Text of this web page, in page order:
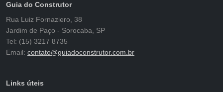
Guia do Construtor
Rua Luiz Fornaziero, 38
Jardim de Paço - Sorocaba, SP
Tel: (15) 3217 8735
Email: contato@guiadoconstrutor.com.br
Links úteis